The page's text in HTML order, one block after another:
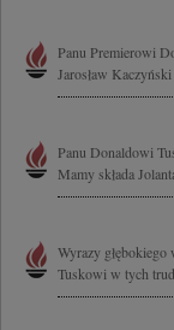
Panu Premierowi
Jarosław
Panu Donaldowi
Mamy składa
Wyrazy
Tuskowi w tych